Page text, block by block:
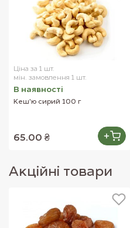
Ціна за 1 шт.
мін. замовлення 1 шт.
В наявностi
Кеш'ю сирий 100 г
65.00 ₴
Акцiйнi товари